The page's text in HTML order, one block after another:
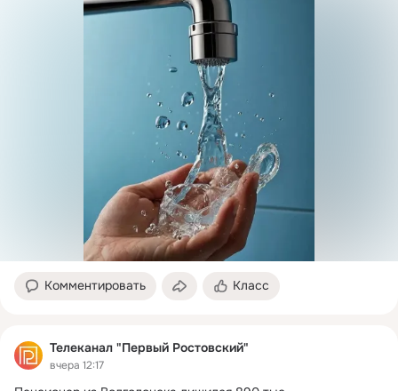
Комментировать Класс
Телеканал "Первый Ростовский"
вчера 12:17